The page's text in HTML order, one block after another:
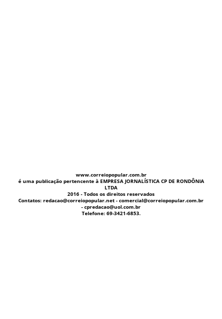
www.correiopopular.com.br
é uma publicação pertencente à EMPRESA JORNALÍSTICA CP DE RONDÔNIA
LTDA
2016 - Todos os direitos reservados
Contatos: redacao@correiopopular.net - comercial@correiopopular.com.br
- cpredacao@uol.com.br
Telefone: 69-3421-6853.